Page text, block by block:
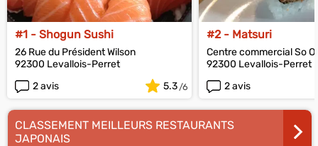
#1 - Shogun Sushi
26 Rue du Président Wilson
92300 Levallois-Perret
2 avis
5.3
#2 - Matsuri
Centre commercial So
92300 Levallois-Perret
2 avis
CLASSEMENT MEILLEURS RESTAURANTS
JAPONAIS